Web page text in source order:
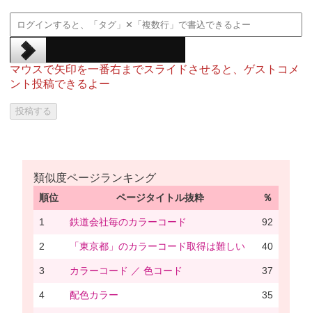
マウスで矢印を一番右までスライドさせると、ゲストコメ
ント投稿できるよー
類似度ページランキング
順位 ページタイトル抜粋 ％
1 鉄道会社毎のカラーコード 92
2 「東京都」のカラーコード取得は難しい 40
3 カラーコード ／ 色コード 37
4 配色カラー 35